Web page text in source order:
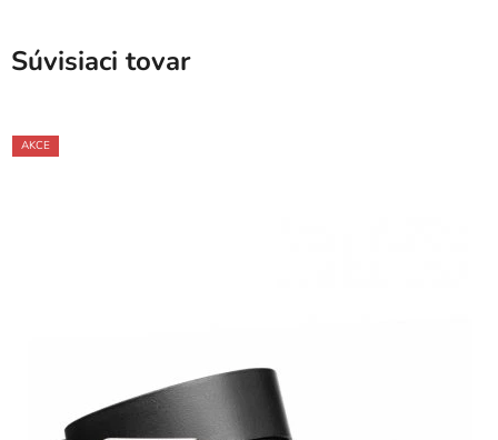
Súvisiaci tovar
AKCE